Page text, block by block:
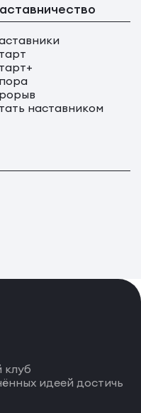
наставником
клуб
идеей достичь